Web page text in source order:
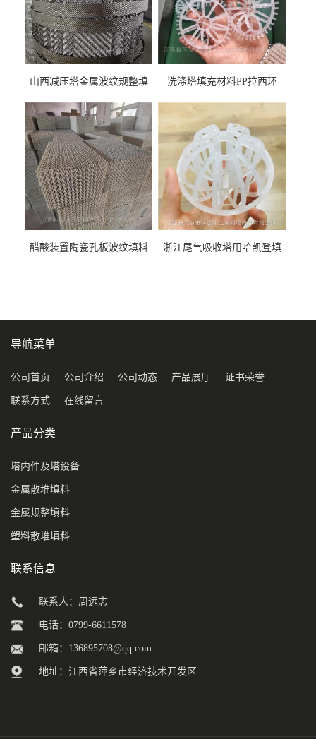
山西减压塔金属波纹规整填
料
洗涤塔填充材料PP拉西环
醋酸装置陶瓷孔板波纹填料
浙江尾气吸收塔用哈凯登填
导航菜单
公司首页 公司介绍 公司动态 产品展厅 证书荣誉
联系方式 在线留言
产品分类
塔内件及塔设备
金属散堆填料
金属规整填料
塑料散堆填料
联系信息
联系人：周远志
电话：0799-6611578
邮箱： 136895708@qq.com
地址：江西省萍乡市经济技术开发区